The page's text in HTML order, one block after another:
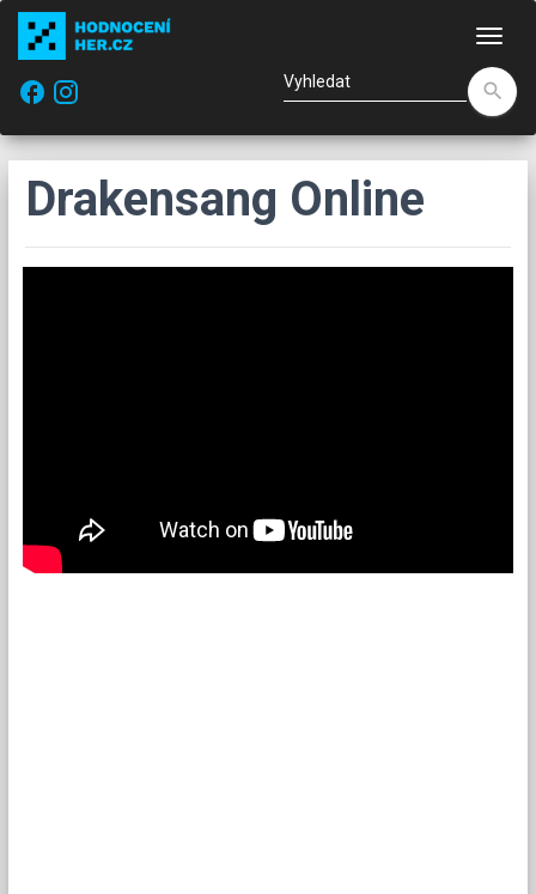
facebook
search
Drakensang Online